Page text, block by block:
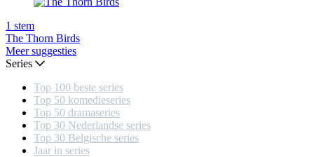
1 stem
The Thorn Birds
Meer suggesties
Series
Top 100 beste series
Top 50 komedieseries
Top 50 dramaseries
Top 30 Nederlandse series
Top 30 Belgische series
Jaar in series